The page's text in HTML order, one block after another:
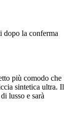
dopo la conferma
più comodo che
sintetica ultra. Il
lusso e sarà